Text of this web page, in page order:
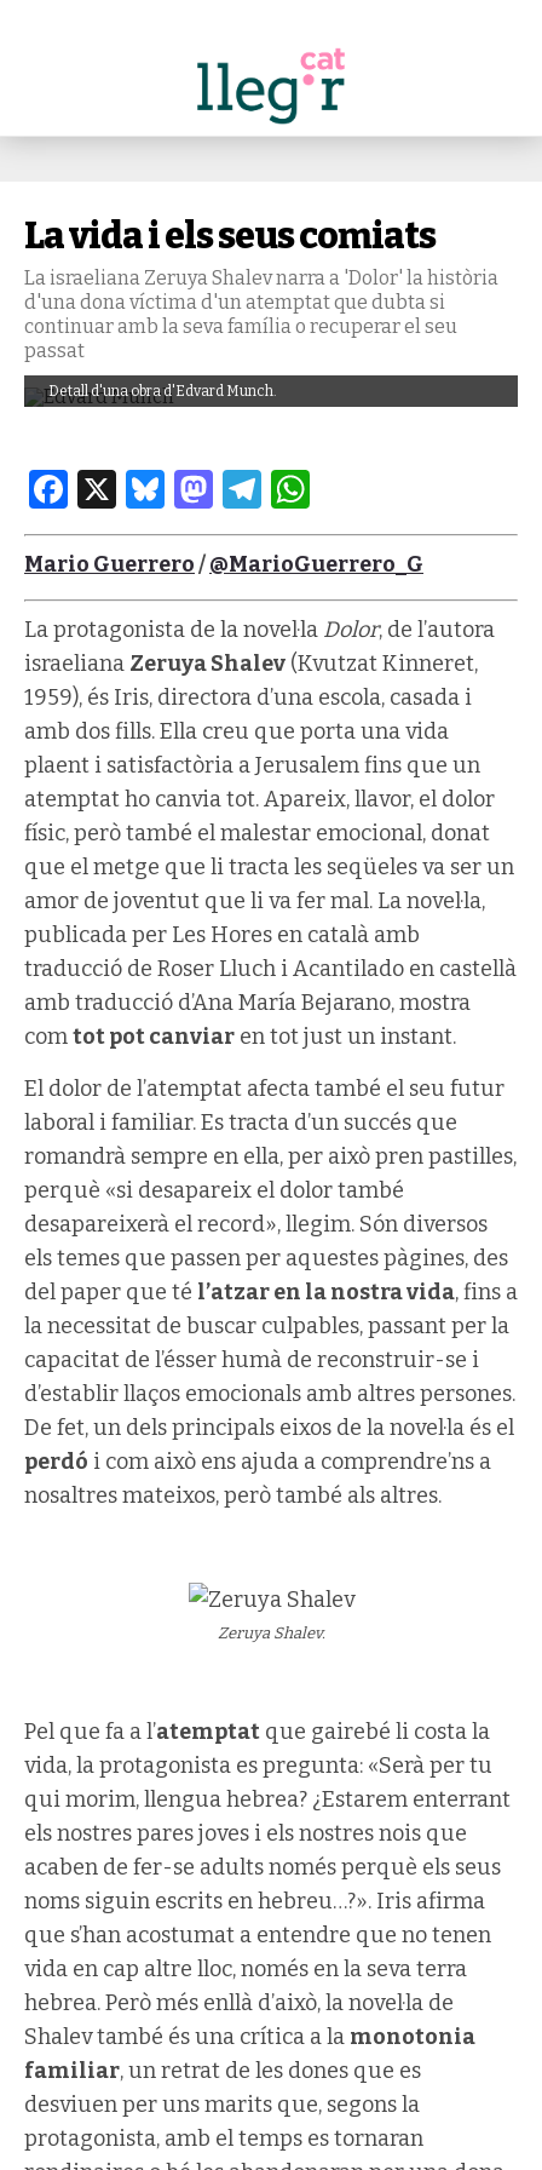
La vida i els seus comiats
La israeliana Zeruya Shalev narra a 'Dolor' la història
d'una dona víctima d'un atemptat que dubta si
continuar amb la seva família o recuperar el seu
passat
Detall d'una obra d'Edvard Munch.
Facebook
X Bluesky
Mastodon
Telegram
Mario Guerrero/@MarioGuerrero_G
La protagonista de la novel·la Dolor, de l’autora
israeliana Zeruya Shalev (Kvutzat Kinneret,
1959), és Iris, directora d’una escola, casada i
amb dos fills. Ella creu que porta una vida
plaent i satisfactòria a Jerusalem fins que un
atemptat ho canvia tot. Apareix, llavor, el dolor
físic, però també el malestar emocional, donat
que el metge que li tracta les seqüeles va ser un
amor de joventut que li va fer mal. La novel·la,
publicada per Les Hores en català amb
traducció de Roser Lluch i Acantilado en castellà
amb traducció d’Ana María Bejarano, mostra
comtot pot canviar en tot just un instant.
El dolor de l’atemptat afecta també el seu futur
laboral i familiar. Es tracta d’un succés que
romandrà sempre en ella, per això pren pastilles,
perquè «si desapareix el dolor també
desapareixerà el record», llegim. Són diversos
els temes que passen per aquestes pàgines, des
del paper que té l’atzar en la nostra vida, fins a
la necessitat de buscar culpables, passant per la
capacitat de l’ésser humà de reconstruir-se i
d’establir llaços emocionals amb altres persones.
De fet, un dels principals eixos de la novel·la és el
perdó i com això ens ajuda a comprendre’ns a
nosaltres mateixos, però també als altres.
Zeruya Shalev.
Pel que fa a l’atemptat que gairebé li costa la
vida, la protagonista es pregunta: «Serà per tu
qui morim, llengua hebrea? ¿Estarem enterrant
els nostres pares joves i els nostres nois que
acaben de fer-se adults només perquè els seus
noms siguin escrits en hebreu…?». Iris afirma
que s’han acostumat a entendre que no tenen
vida en cap altre lloc, només en la seva terra
hebrea. Però més enllà d’això, la novel·la de
Shalev també és una crítica a la monotonia
familiar, un retrat de les dones que es
desviuen per uns marits que, segons la
protagonista, amb el temps es tornaran